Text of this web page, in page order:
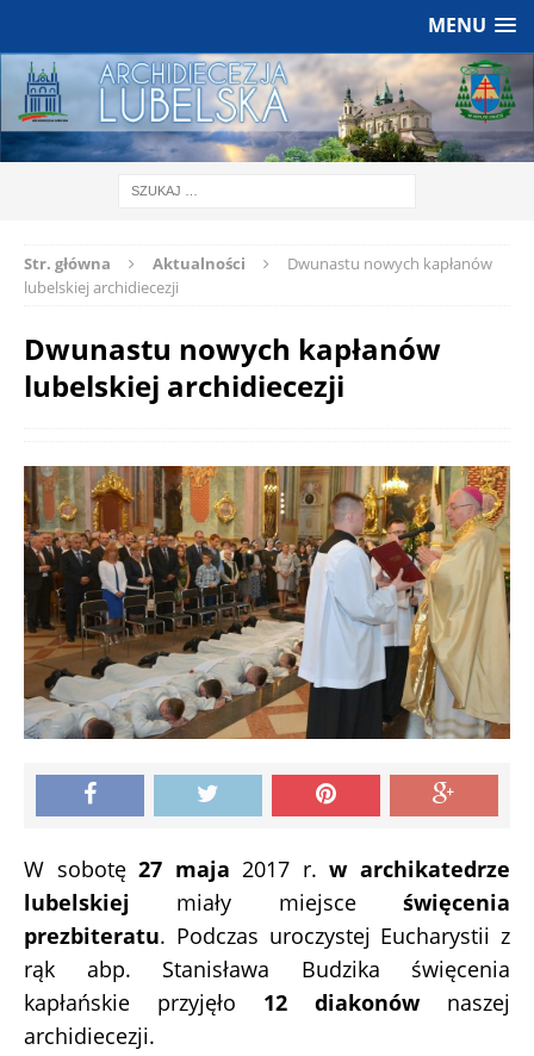
MENU
Str. główna Aktualności
Dwunastu nowych kapłanów
lubelskiej archidiecezji
Dwunastu nowych kapłanów
lubelskiej archidiecezji
W sobotę27 maja 2017 r.w archikatedrze
lubelskiej miały miejsce święcenia
prezbiteratu. Podczas uroczystej Eucharystii z
rąk abp. Stanisława Budzika święcenia
kapłańskie przyjęło 12 diakonównaszej
archidiecezji.